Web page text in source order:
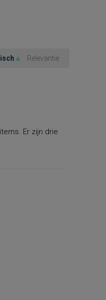
Relevantie
Er zijn drie